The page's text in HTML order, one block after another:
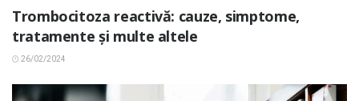
Trombocitoza reactivă: cauze, simptome,
tratamente și multe altele
26/02/2024